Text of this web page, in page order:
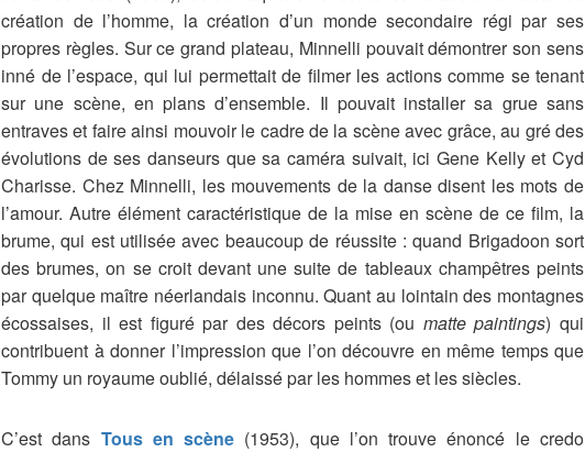
création de l’homme, la création d’un monde secondaire régi par ses
propres règles. Sur ce grand plateau, Minnelli pouvait démontrer son sens
inné de l’espace, qui lui permettait de filmer les actions comme se tenant
sur une scène, en plans d’ensemble. Il pouvait installer sa grue sans
entraves et faire ainsi mouvoir le cadre de la scène avec grâce, au gré des
évolutions de ses danseurs que sa caméra suivait, ici Gene Kelly et Cyd
Charisse. Chez Minnelli, les mouvements de la danse disent les mots de
l’amour. Autre élément caractéristique de la mise en scène de ce film, la
brume, qui est utilisée avec beaucoup de réussite : quand Brigadoon sort
des brumes, on se croit devant une suite de tableaux champêtres peints
par quelque maître néerlandais inconnu. Quant au lointain des montagnes
écossaises, il est figuré par des décors peints (ou matte paintings) qui
contribuent à donner l’impression que l’on découvre en même temps que
Tommy un royaume oublié, délaissé par les hommes et les siècles.
C’est dans Tous en scène (1953), que l’on trouve énoncé le credo